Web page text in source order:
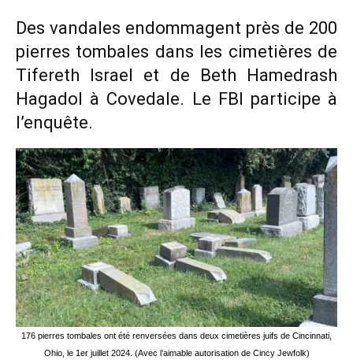
Des vandales endommagent près de 200
pierres tombales dans les cimetières de
Tifereth Israel et de Beth Hamedrash
Hagadol à Covedale. Le FBI participe à
l’enquête.
176 pierres tombales ont été renversées dans deux cimetières juifs de Cincinnati,
Ohio, le 1er juillet 2024. (Avec l’aimable autorisation de Cincy Jewfolk)